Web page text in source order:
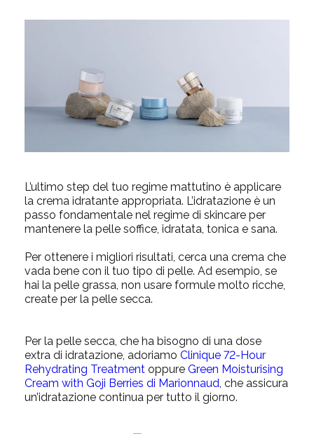
L’ultimo step del tuo regime mattutino è applicare
la crema idratante appropriata. L’idratazione è un
passo fondamentale nel regime di skincare per
mantenere la pelle soffice, idratata, tonica e sana.
Per ottenere i migliori risultati, cerca una crema che
vada bene con il tuo tipo di pelle. Ad esempio, se
hai la pelle grassa, non usare formule molto ricche,
create per la pelle secca.
Per la pelle secca, che ha bisogno di una dose
extra di idratazione, adoriamo Clinique 72-Hour
Rehydrating Treatment oppure Green Moisturising
Cream with Goji Berries di Marionnaud, che assicura
un’idratazione continua per tutto il giorno.